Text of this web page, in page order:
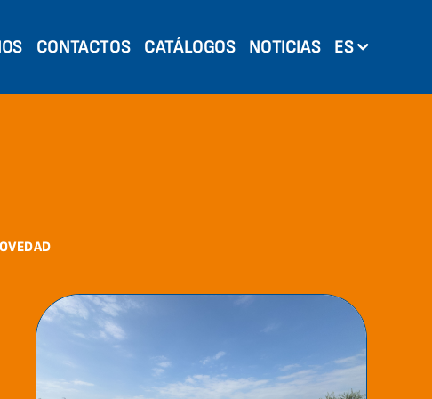
CONTACTOS CATÁLOGOS NOTICIAS ES